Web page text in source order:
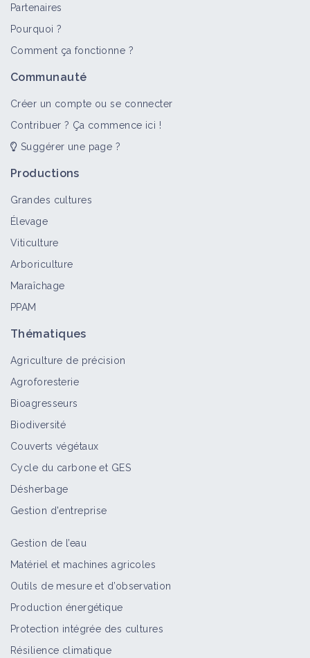
Noctuelles
Scolytes
Partenaires
Pourquoi ?
Comment ça fonctionne ?
Communauté
Créer un compte ou se connecter
Contribuer ? Ça commence ici !
Suggérer une page ?
Productions
Grandes cultures
Élevage
Viticulture
Arboriculture
Maraîchage
PPAM
Thématiques
Agriculture de précision
Agroforesterie
Bioagresseurs
Biodiversité
Couverts végétaux
Cycle du carbone et GES
Désherbage
Gestion d'entreprise
Gestion de l’eau
Matériel et machines agricoles
Outils de mesure et d’observation
Production énergétique
Protection intégrée des cultures
Résilience climatique